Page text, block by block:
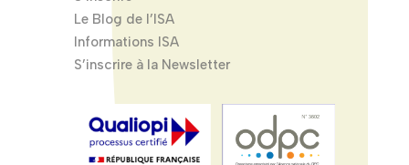
Le Blog de l’ISA
Informations ISA
S’inscrire à la Newsletter